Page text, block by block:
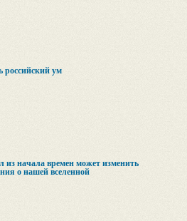
российский ум
из начала времен может изменить
о нашей вселенной